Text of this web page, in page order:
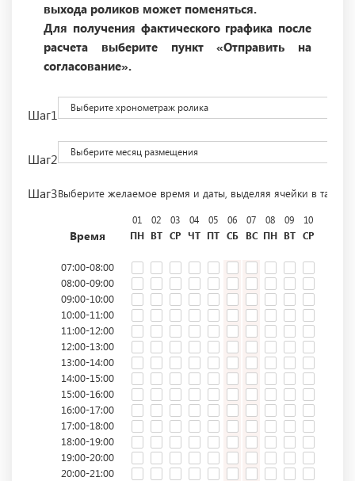
выхода роликов может поменяться.
Для получения фактического графика после
расчета выберите пункт «Отправить на
согласование».
Шаг1 Выберите хронометраж ролика
Шаг2 Выберите месяц размещения
Шаг3Выберите желаемое время и даты, выделяя ячейки в
Время
01
ПН
02
ВТ
03
СР
04
ЧТ
05
ПТ
06
СБ
07
ВС
08
ПН
09
ВТ
10
СР
07:00-08:00
08:00-09:00
09:00-10:00
10:00-11:00
11:00-12:00
12:00-13:00
13:00-14:00
14:00-15:00
15:00-16:00
16:00-17:00
17:00-18:00
18:00-19:00
19:00-20:00
20:00-21:00